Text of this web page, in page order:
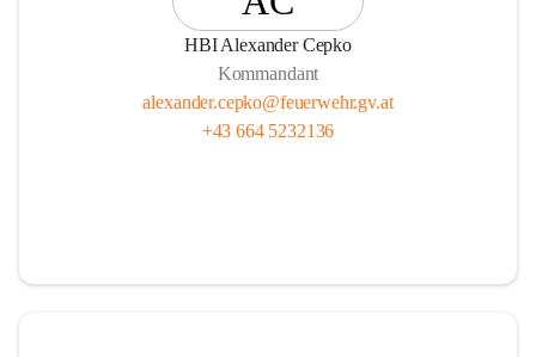
HBI Alexander Cepko
Kommandant
alexander.cepko@feuerwehr.gv.at
+43 664 5232136